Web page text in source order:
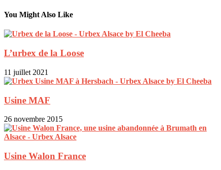
You Might Also Like
L’urbex de la Loose
11 juillet 2021
Usine MAF
26 novembre 2015
Usine Walon France